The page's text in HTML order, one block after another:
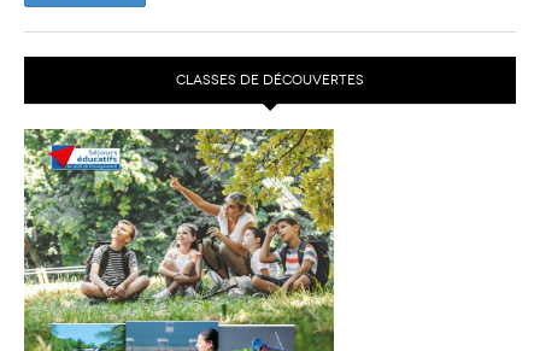
CLASSES DE DÉCOUVERTES